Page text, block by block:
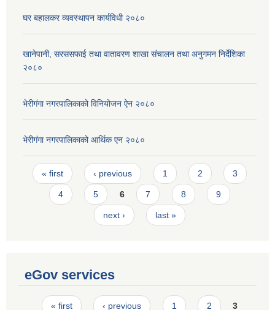
घर बहालकर व्यवस्थापन कार्यविधी २०८०
खानेपानी, सरससफाई तथा वातावरण शाखा संचालन तथा अनुगमन निर्देशिका
२०८०
भेरीगंगा नगरपालिकाको विनियोजन ऐन २०८०
भेरीगंगा नगरपालिकाको आर्थिक एन २०८०
Pages
« first ‹ previous 1 2 3
4 5 6 7 8 9
next › last »
eGov services
Pages
« first ‹ previous 1 2 3